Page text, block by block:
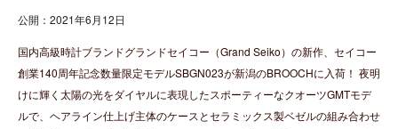
公開：2021年6月12日
国内高級時計ブランドグランドセイコー（Grand Seiko）の新作、セイコー
創業140周年記念数量限定モデルSBGN023が新潟のBROOCHに入荷！ 夜明
けに輝く太陽の光をダイヤルに表現したスポーティーなクオーツGMTモデ
ルで、ヘアライン仕上げ主体のケースとセラミックス製ベゼルの組み合わせ